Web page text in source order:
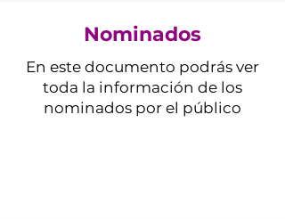
Nominados
En este documento podrás ver
toda la información de los
nominados por el público